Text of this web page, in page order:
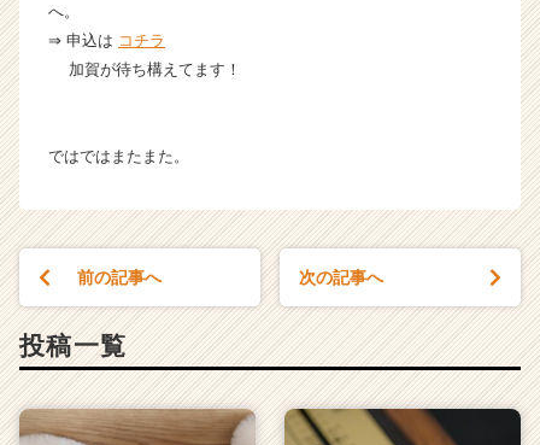
e
へ。
⇒ 申込は コチラ
加賀が待ち構えてます！
ではではまたまた。
前の記事へ 次の記事へ
投稿一覧